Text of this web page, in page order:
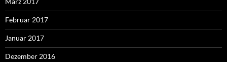
Februar 2017
Januar 2017
Dezember 2016